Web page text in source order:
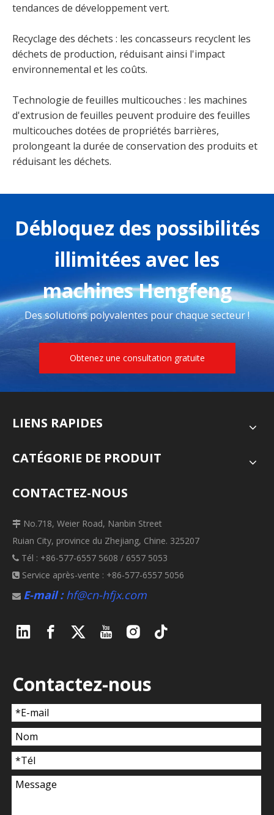
tendances de développement vert.
Recyclage des déchets : les concasseurs recyclent les
déchets de production, réduisant ainsi l'impact
environnemental et les coûts.
Technologie de feuilles multicouches : les machines
d'extrusion de feuilles peuvent produire des feuilles
multicouches dotées de propriétés barrières,
prolongeant la durée de conservation des produits et
réduisant les déchets.
Débloquez des possibilités
illimitées avec les
machines Hengfeng
Des solutions polyvalentes pour chaque secteur !
Obtenez une consultation gratuite
LIENS RAPIDES
CATÉGORIE DE PRODUIT
CONTACTEZ-NOUS
 No.718, Weier Road, Nanbin Street
Ruian City, province du Zhejiang, Chine. 325207
 Tél : +86-577-6557 5608 / 6557 5053
 Service après-vente : +86-577-6557 5056
 E-mail : hf@cn-hfjx.com
Contactez-nous